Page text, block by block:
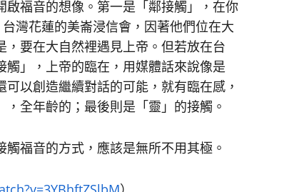
福音的想像。第一是「鄰接觸」，在你
灣花蓮的美崙浸信會，因著他們位在大
要在大自然裡遇見上帝。但若放在台
」，上帝的臨在，用媒體話來說像是
以創造繼續對話的可能，就有臨在感，
全年齡的；最後則是「靈」的接觸。
福音的方式，應該是無所不用其極。